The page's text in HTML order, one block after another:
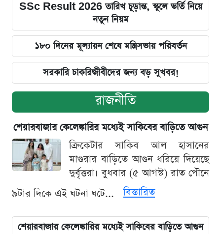
SSc Result 2026 তারিখ চূড়ান্ত, স্কুলে ভর্তি নিয়ে
নতুন নিয়ম
১৮০ দিনের মূল্যায়ন শেষে মন্ত্রিসভায় পরিবর্তন
সরকারি চাকরিজীবীদের জন্য বড় সুখবর!
রাজনীতি
শেয়ারবাজার কেলেঙ্কারির মধ্যেই সাকিবের বাড়িতে আগুন
ক্রিকেটার সাকিব আল হাসানের
মাগুরার বাড়িতে আগুন ধরিয়ে দিয়েছে
দুর্বৃত্তরা। বুধবার (৫ আগস্ট) রাত পৌনে
৯টার দিকে এই ঘটনা ঘটে...
বিস্তারিত
শেয়ারবাজার কেলেঙ্কারির মধ্যেই সাকিবের বাড়িতে আগুন